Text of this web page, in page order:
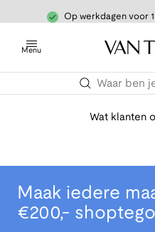
Op werkdagen voor
Menu
Wat klanten
Maak iedere
€200,-